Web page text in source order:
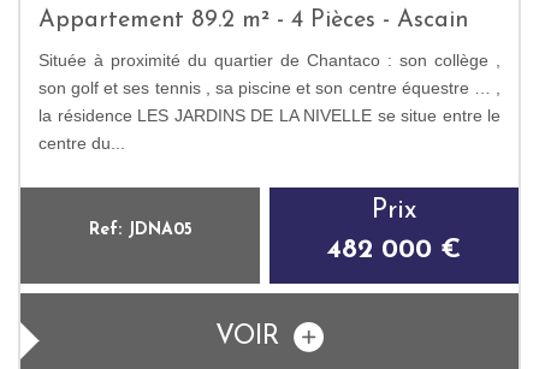
Appartement 89.2 m² - 4 Pièces - Ascain
Située à proximité du quartier de Chantaco : son collège ,
son golf et ses tennis , sa piscine et son centre équestre … ,
la résidence LES JARDINS DE LA NIVELLE se situe entre le
centre du...
Ref: JDNA05
Prix
482 000 €
VOIR